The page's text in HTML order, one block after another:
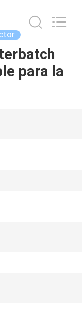
para la